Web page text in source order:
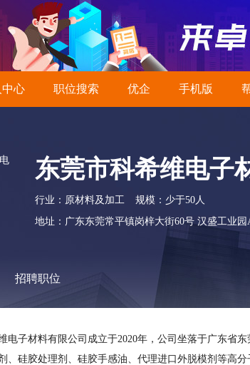
心 职位搜索 优企 手机版
东莞市科希维电子
行业：原材料及加工
规模：少于50人
地址：广东东莞常平镇岗梓大街60号 汉盛工业园
招聘职位
电子材料有限公司成立于2020年，公司坐落于广东省
、硅胶处理剂、硅胶手感油、代理进口外脱模剂等高